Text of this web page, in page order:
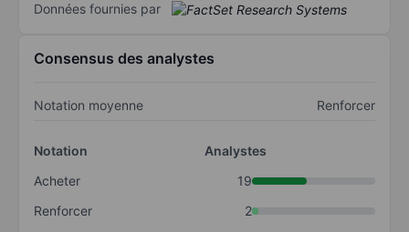
Données fournies par
Consensus des analystes
Notation moyenne Renforcer
Notation
Analystes
Acheter
19
Renforcer
2